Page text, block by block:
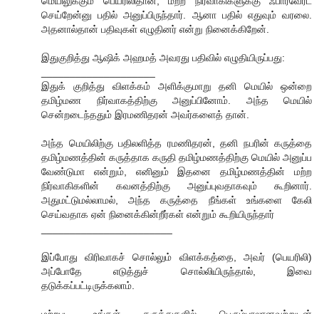
செய்றேன்னு பதில் அனுப்பிருந்தார். ஆனா பதில் எதுவும் வரலை.
அதனால்தான் பதிவுகள் எழுதினர் என்று நினைக்கிறேன்.
இதுகுறித்து ஆஷிக் அஹமத் அவரது பதிவில் எழுதியிருப்பது:
இதுக் குறித்து விளக்கம் அளிக்குமாறு தனி மெயில் ஒன்றை
தமிழ்மண நிர்வாகத்திற்கு அனுப்பினோம். அந்த மெயில்
சென்றடைந்ததும் இரமணிதரன் அவர்களைத் தான்.
அந்த மெயிலிற்கு பதிலளித்த ரமணிதரன், தனி நபரின் கருத்தை
தமிழ்மணத்தின் கருத்தாக கருதி தமிழ்மணத்திற்கு மெயில் அனுப்ப
வேண்டுமா என்றும், எனினும் இதனை தமிழ்மணத்தின் மற்ற
நிர்வாகிகளின் கவனத்திற்கு அனுப்புவதாகவும் கூறினார்.
அதுமட்டுமல்லாமல், அந்த கருத்தை நீங்கள் உங்களை கேலி
செய்வதாக ஏன் நினைக்கின்றீர்கள் என்றும் கூறியிருந்தார்
இப்போது விரிவாகச் சொல்லும் விளக்கத்தை, அவர் (பெயரிலி)
அப்போதே எடுத்துச் சொல்லியிருந்தால், இவை
தடுக்கப்பட்டிருக்கலாம்.